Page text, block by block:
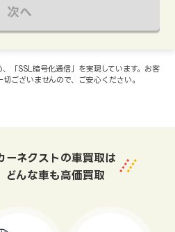
次へ
「SSL暗号化通信」を実現しています。お客
ございませんので、ご安心ください。
ーネクストの車買取は
どんな車も高価買取